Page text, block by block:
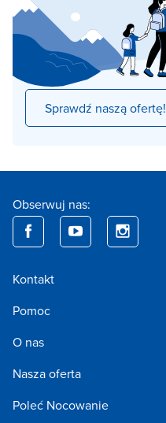
Sprawdź naszą ofertę!
Obserwuj nas:
Kontakt
Pomoc
O nas
Nasza oferta
Poleć Nocowanie